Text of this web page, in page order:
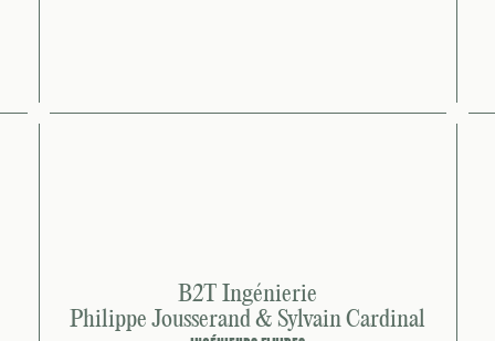
B2T Ingénierie
Philippe Jousserand & Sylvain Cardinal